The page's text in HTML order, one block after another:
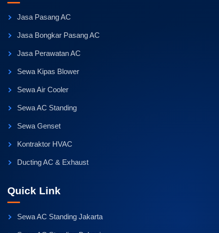
Jasa Pasang AC
Jasa Bongkar Pasang AC
Jasa Perawatan AC
Sewa Kipas Blower
Sewa Air Cooler
Sewa AC Standing
Sewa Genset
Kontraktor HVAC
Ducting AC & Exhaust
Quick Link
Sewa AC Standing Jakarta